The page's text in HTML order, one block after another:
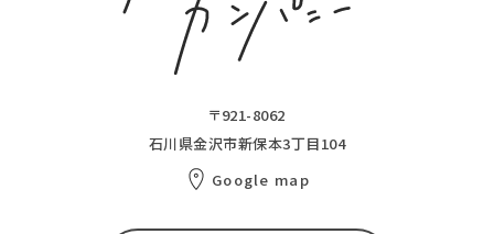
〒921-8062
石川県金沢市新保本3丁目104
Google map